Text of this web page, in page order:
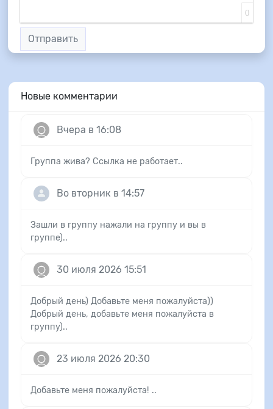
0
Отправить
Новые комментарии
Вчера в 16:08
Группа жива? Ссылка не работает..
Во вторник в 14:57
Зашли в группу нажали на группу и вы в
группе)..
30 июля 2026 15:51
Добрый день) Добавьте меня пожалуйста))
Добрый день, добавьте меня пожалуйста в
группу)..
23 июля 2026 20:30
Добавьте меня пожалуйста! ..